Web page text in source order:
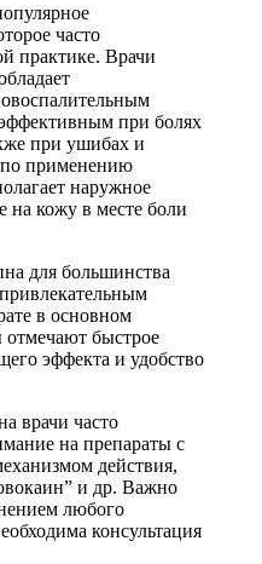
часто
практике. Врачи
эффективным при болях
при ушибах и
по применению
наружное
на кожу в месте боли
для большинства
в основном
быстрое
эффекта и удобство
врачи часто
на препараты с
действия,
и др. Важно
любого
консультация